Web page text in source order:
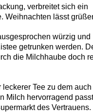
verbreitet sich ein
Weihnachten lässt
würzig und
getrunken werden.
die Milchhaube doch
leckerer Tee zu dem
Milch hervorragend
des